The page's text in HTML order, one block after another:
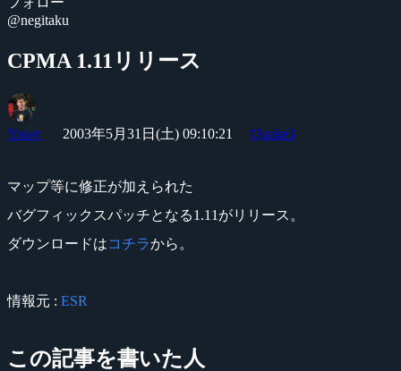
@negitaku
CPMA 1.11リリース
Yossy 2003年5月31日(土) 09:10:21 Quake3
マップ等に修正が加えられた
バグフィックスパッチとなる1.11がリリース。
ダウンロードはコチラから。
情報元 : ESR
この記事を書いた人